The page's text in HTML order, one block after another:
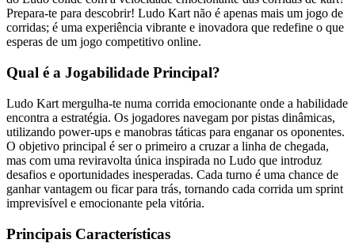
Prepara-te para descobrir! Ludo Kart não é apenas mais um jogo de
corridas; é uma experiência vibrante e inovadora que redefine o que
esperas de um jogo competitivo online.
Qual é a Jogabilidade Principal?
Ludo Kart mergulha-te numa corrida emocionante onde a habilidade
encontra a estratégia. Os jogadores navegam por pistas dinâmicas,
utilizando power-ups e manobras táticas para enganar os oponentes.
O objetivo principal é ser o primeiro a cruzar a linha de chegada,
mas com uma reviravolta única inspirada no Ludo que introduz
desafios e oportunidades inesperadas. Cada turno é uma chance de
ganhar vantagem ou ficar para trás, tornando cada corrida um sprint
imprevisível e emocionante pela vitória.
Principais Características